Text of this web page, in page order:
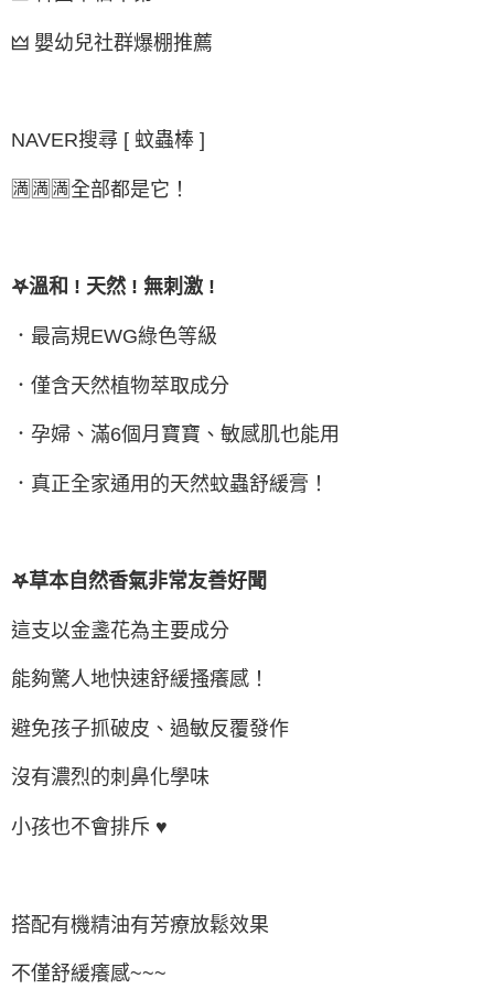
🜲 嬰幼兒社群爆棚推薦
NAVER搜尋 [ 蚊蟲棒 ]
🈵🈵🈵全部都是它！
𖤐溫和 ! 天然 ! 無刺激 !
．最高規EWG綠色等級
．僅含天然植物萃取成分
．孕婦、滿6個月寶寶、敏感肌也能用
．真正全家通用的天然蚊蟲舒緩膏！
𖤐草本自然香氣非常友善好聞
這支以金盞花為主要成分
能夠驚人地快速舒緩搔癢感！
避免孩子抓破皮、過敏反覆發作
沒有濃烈的刺鼻化學味
小孩也不會排斥 ♥
搭配有機精油有芳療放鬆效果
不僅舒緩癢感~~~